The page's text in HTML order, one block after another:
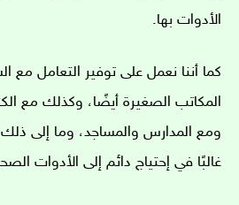
الأدوات بها.
كما أننا نعمل على توفير التعامل مع
المكاتب الصغيرة أيضًا، وكذلك مع
ومع المدارس والمساجد، وما إلى
غالبًا في إحتياج دائم إلى الأدوات